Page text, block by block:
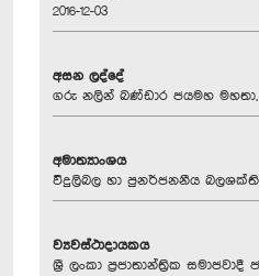
2016-12-03
අසන ලද්දේ
ගරු නලින් බණ්ඩාර ජයමහ මහතා,
අමාත්‍යාංශය
විදුලිබල හා පුනර්ජනනීය බලශක්ති
ව්‍යවස්ථාදායකය
ශ්‍රී ලංකා ප්‍රජාතාන්ත්‍රික